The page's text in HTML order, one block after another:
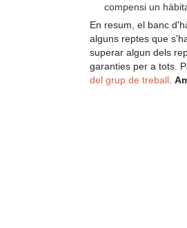
compensi un
En resum, el banc
alguns reptes que
superar algun dels
garanties per a tots.
del grup de treball